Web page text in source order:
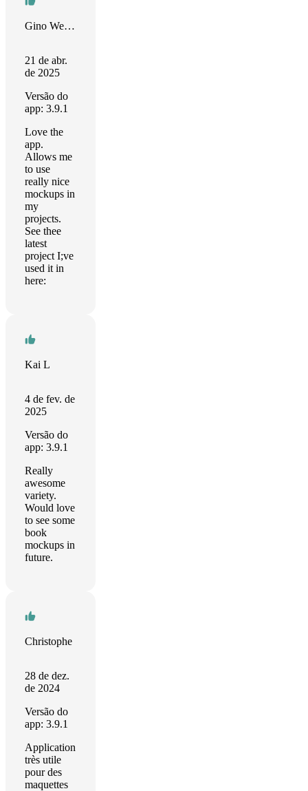
Gino Webster
21 de abr.
de 2025
Versão do
app: 3.9.1
Love the
app.
Allows me
to use
really nice
mockups in
my
projects.
See thee
latest
project I;ve
used it in
here:
Kai L
4 de fev. de
2025
Versão do
app: 3.9.1
Really
awesome
variety.
Would love
to see some
book
mockups in
future.
Christophe
28 de dez.
de 2024
Versão do
app: 3.9.1
Application
très utile
pour des
maquettes